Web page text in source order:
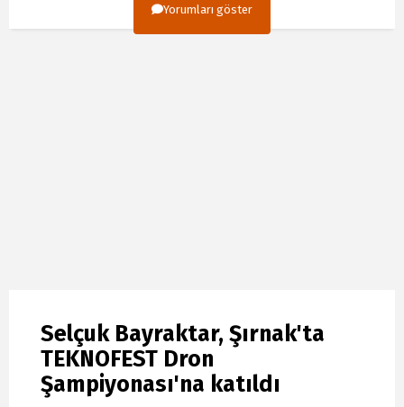
Yorumları göster
Selçuk Bayraktar, Şırnak'ta
TEKNOFEST Dron
Şampiyonası'na katıldı